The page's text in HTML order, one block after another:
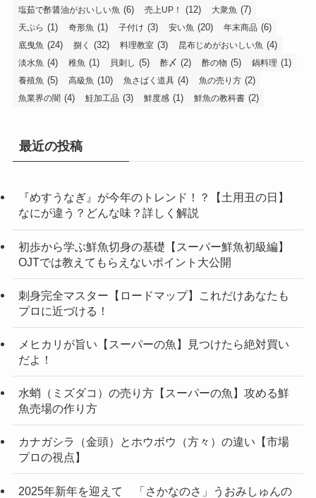
塩茹で酢醤油がおいしい魚 (6) 売上UP！ (12) 大衆魚 (7)
天ぷら (1) 奇形魚 (1) 子付け (3) 安い魚 (20) 年末商品 (6)
底曳魚 (24) 捌く (32) 料理教室 (3) 昆布じめがおいしい魚 (4)
淡水魚 (4) 稚魚 (1) 貝刺し (5) 酢〆 (2) 酢の物 (5) 鍋料理 (1)
養殖魚 (5) 高級魚 (10) 魚さばく道具 (4) 魚の売り方 (2)
魚業界の闇 (4) 鮭加工品 (3) 鮮度感 (1) 鮮魚の教科書 (2)
最近の投稿
『めすうなぎ』が今年のトレンド！？【土用丑の日】
なにが違う？どんな味？詳しく解説
初歩から学ぶ鮮魚切身の基礎【スーパー鮮魚初級編】
OJTでは教えてもらえないポイント大公開
刺身完全マスター【ロードマップ】これだけあなたも
プロに近づける！
メヒカリが旨い【スーパーの魚】見つけたら絶対買い
だよ！
水蛸（ミズダコ）の売り方【スーパーの魚】攻める鮮
魚売場の作り方
カナガシラ（金頭）とホウボウ（方々）の違い【市場
プロの視点】
2025年新年を迎えて 「さかなのさ」うおみしゅんの